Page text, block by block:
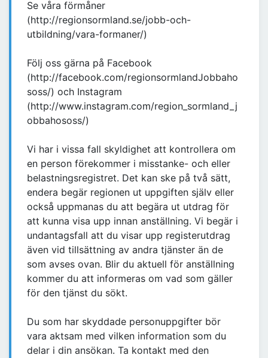
Se våra förmåner
(http://regionsormland.se/jobb-och-
utbildning/vara-formaner/)
Följ oss gärna på Facebook
(http://facebook.com/regionsormlandJobbaho
soss/) och Instagram
(http://www.instagram.com/region_sormland_j
obbahososs/)
Vi har i vissa fall skyldighet att kontrollera om
en person förekommer i misstanke- och eller
belastningsregistret. Det kan ske på två sätt,
endera begär regionen ut uppgiften själv eller
också uppmanas du att begära ut utdrag för
att kunna visa upp innan anställning. Vi begär i
undantagsfall att du visar upp registerutdrag
även vid tillsättning av andra tjänster än de
som avses ovan. Blir du aktuell för anställning
kommer du att informeras om vad som gäller
för den tjänst du sökt.
Du som har skyddade personuppgifter bör
vara aktsam med vilken information som du
delar i din ansökan. Ta kontakt med den